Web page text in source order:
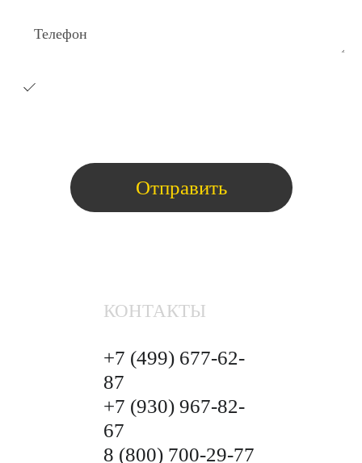
КОНТАКТЫ
+7 (499) 677-62-
87
+7 (930) 967-82-
67
8 (800) 700-29-77